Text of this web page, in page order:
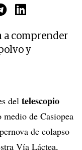
a comprender
y
del telescopio
de Casiopea
de colapso
Vía Láctea,